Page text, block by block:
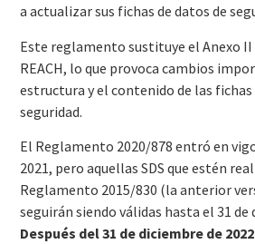
a actualizar sus fichas de datos de
Este reglamento sustituye el Anexo
REACH, lo que provoca cambios
estructura y el contenido de las fichas
seguridad.
El Reglamento 2020/878 entró en
2021, pero aquellas SDS que estén
Reglamento 2015/830 (la anterior
seguirán siendo válidas hasta el 31 de
Después del 31 de diciembre de